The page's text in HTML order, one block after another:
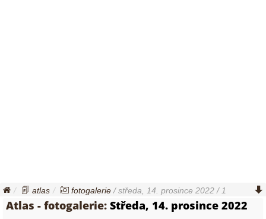
atlas fotogalerie / středa, 14. prosince 2022 / 1
Atlas - fotogalerie: Středa, 14. prosince 2022